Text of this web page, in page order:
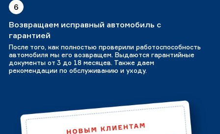
6
Возвращаем исправный автомобиль с
гарантией
После того, как полностью проверили работоспособность
автомобиля мы его возвращем. Выдаются гарантийные
документы от 3 до 18 месяцев. Также даем
рекомендации по обслуживанию и уходу.